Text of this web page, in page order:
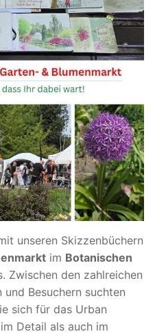
unseren Skizzenbüchern
im Botanischen
Zwischen den zahlreichen
und Besuchern suchten
sich für das Urban
Detail als auch im